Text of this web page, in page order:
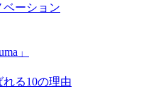
ーション
」
る10の理由